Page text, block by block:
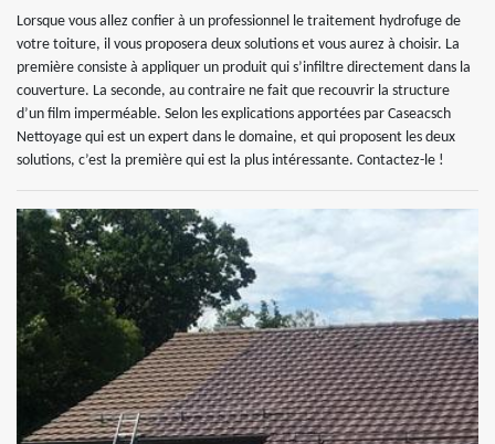
Lorsque vous allez confier à un professionnel le traitement hydrofuge de
votre toiture, il vous proposera deux solutions et vous aurez à choisir. La
première consiste à appliquer un produit qui s’infiltre directement dans la
couverture. La seconde, au contraire ne fait que recouvrir la structure
d’un film imperméable. Selon les explications apportées par Caseacsch
Nettoyage qui est un expert dans le domaine, et qui proposent les deux
solutions, c’est la première qui est la plus intéressante. Contactez-le !